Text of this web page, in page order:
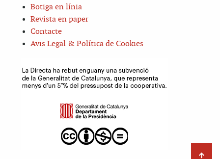
Botiga en línia
Revista en paper
Contacte
Avis Legal & Política de Cookies